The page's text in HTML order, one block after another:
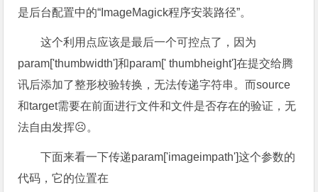
是后台配置中的“ImageMagick程序安装路径”。
这个利用点应该是最后一个可控点了，因为
param['thumbwidth']和param[' thumbheight']在提交给腾
讯后添加了整形校验转换，无法传递字符串。而source
和target需要在前面进行文件和文件是否存在的验证，无
法自由发挥☹。
下面来看一下传递param['imageimpath']这个参数的
代码，它的位置在